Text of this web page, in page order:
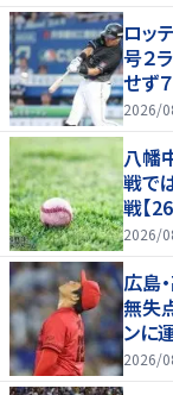
ロッ
号２
せず
2026/
八幡
戦で
戦【
2026/
広島
無失
ンに
2026/